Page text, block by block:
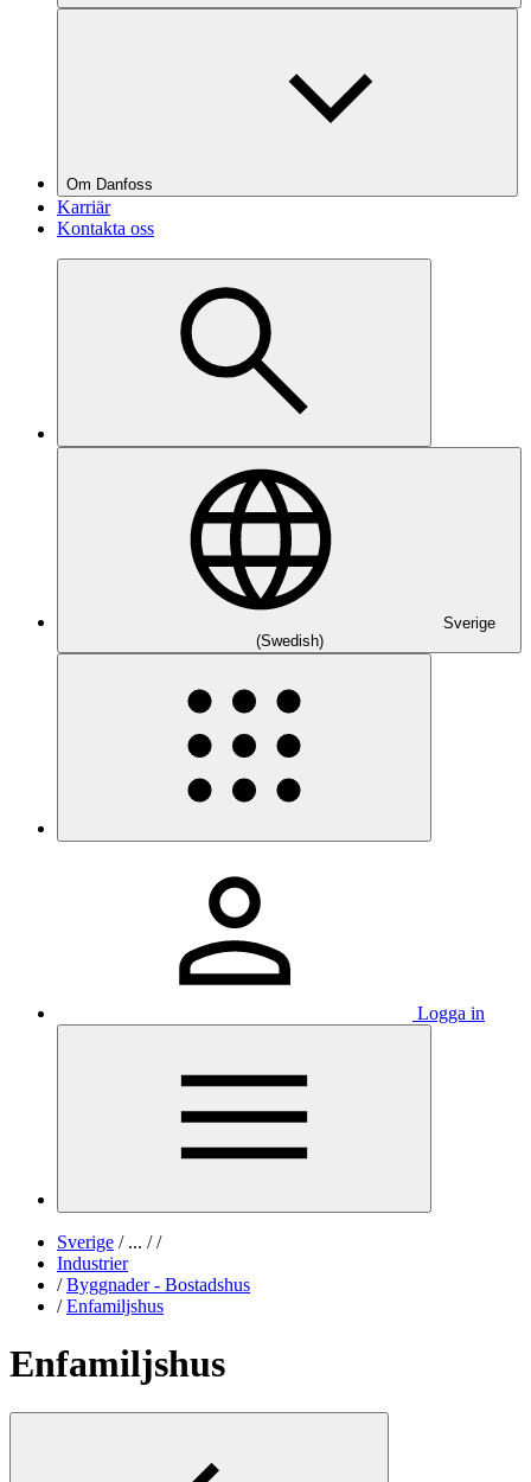
Om Danfoss
Karriär
Kontakta oss
Sverige
(Swedish)
Logga in
Sverige /... / /
Industrier
/ Byggnader - Bostadshus
/ Enfamiljshus
Enfamiljshus